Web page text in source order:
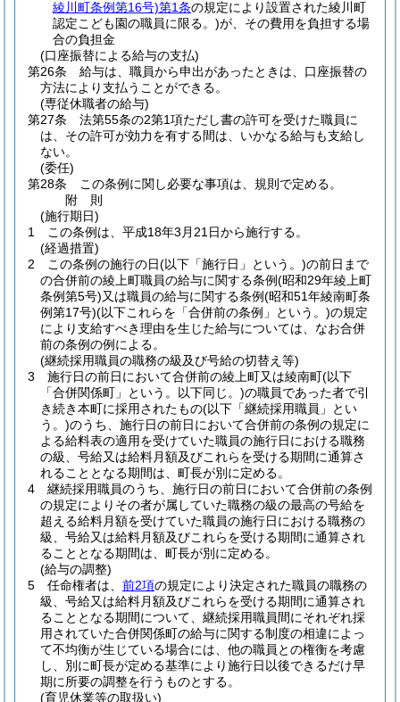
綾川町条例第16号)第1条の規定により設置された綾川町
認定こども園の職員に限る。)が、その費用を負担する場
合の負担金
(口座振替による給与の支払)
第26条
給与は、職員から申出があったときは、口座振替の
方法により支払うことができる。
(専従休職者の給与)
第27条
法第55条の2第1項ただし書の許可を受けた職員に
は、その許可が効力を有する間は、いかなる給与も支給し
ない。
(委任)
第28条
この条例に関し必要な事項は、規則で定める。
附 則
(施行期日)
1
この条例は、平成18年3月21日から施行する。
(経過措置)
2
この条例の施行の日(以下「施行日」という。)の前日まで
の合併前の綾上町職員の給与に関する条例(昭和29年綾上町
条例第5号)又は職員の給与に関する条例(昭和51年綾南町条
例第17号)(以下これらを「合併前の条例」という。)の規定
により支給すべき理由を生じた給与については、なお合併
前の条例の例による。
(継続採用職員の職務の級及び号給の切替え等)
3
施行日の前日において合併前の綾上町又は綾南町(以下
「合併関係町」という。以下同じ。)の職員であった者で引
き続き本町に採用されたもの(以下「継続採用職員」とい
う。)のうち、施行日の前日において合併前の条例の規定に
よる給料表の適用を受けていた職員の施行日における職務
の級、号給又は給料月額及びこれらを受ける期間に通算さ
れることとなる期間は、町長が別に定める。
4
継続採用職員のうち、施行日の前日において合併前の条例
の規定によりその者が属していた職務の級の最高の号給を
超える給料月額を受けていた職員の施行日における職務の
級、号給又は給料月額及びこれらを受ける期間に通算され
ることとなる期間は、町長が別に定める。
(給与の調整)
5
任命権者は、 前2項の規定により決定された職員の職務の
級、号給又は給料月額及びこれらを受ける期間に通算され
ることとなる期間について、継続採用職員間にそれぞれ採
用されていた合併関係町の給与に関する制度の相違によっ
て不均衡が生じている場合には、他の職員との権衡を考慮
し、別に町長が定める基準により施行日以後できるだけ早
期に所要の調整を行うものとする。
(育児休業等の取扱い)